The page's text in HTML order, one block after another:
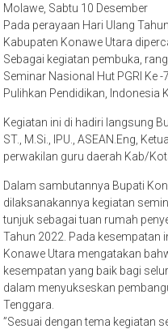
Molawe, Sabtu 10 Desember
Pada perayaan Hari Ulang
Kabupaten Konawe Utara
Sebagai kegiatan pembuka,
Seminar Nasional Hut PGRI Ke
Pulihkan Pendidikan, Indonesia
Kegiatan ini di hadiri langsung
ST., M.Si., IPU., ASEAN.Eng,
perwakilan guru daerah Kab/
Dalam sambutannya Bupati
dilaksanakannya kegiatan
tunjuk sebagai tuan rumah
Tahun 2022. Pada kesempatan
Konawe Utara mengatakan
kesempatan yang baik bagi
dalam menyukseskan
Tenggara.
”Sesuai dengan tema kegiatan